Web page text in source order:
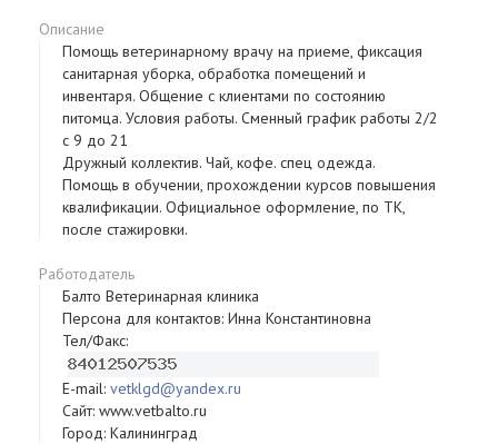
Описание
Помощь ветеринарному врачу на приеме, фиксация
санитарная уборка, обработка помещений и
инвентаря. Общение с клиентами по состоянию
питомца. Условия работы. Сменный график работы 2/2
с 9 до 21
Дружный коллектив. Чай, кофе. спец одежда.
Помощь в обучении, прохождении курсов повышения
квалификации. Официальное оформление, по ТК,
после стажировки.
Работодатель
Балто Ветеринарная клиника
Персона для контактов: Инна Константиновна
Тел/Факс:
E-mail: vetklgd@yandex.ru
Сайт: www.vetbalto.ru
Город: Калининград